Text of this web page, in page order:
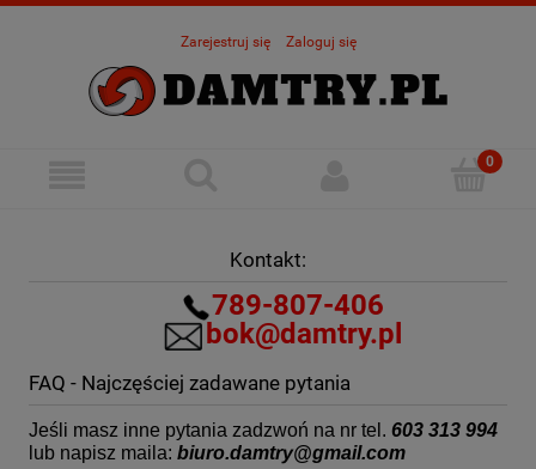
Zarejestruj się Zaloguj się
Kontakt:
789-807-406
bok@damtry.pl
FAQ - Najczęściej zadawane pytania
Jeśli masz inne pytania zadzwoń na nr tel. 603 313 994
lub napisz maila: biuro.damtry@gmail.com